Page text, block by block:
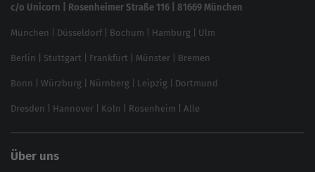
Linkbuilding 2025
Local SEO
SEO für Online Shops
Brand Monitoring 2025
c/o Unicorn | Rosenheimer Straße 116 | 81669 München
München Düsseldorf| Bochum Hamburg Ulm
Berlin Stuttgart Frankfurt Münster Bremen
Bonn Würzburg Nürnberg Leipzig Dortmund
Dresden Hannover Köln Rosenheim Alle
Über uns